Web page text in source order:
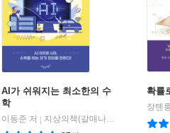
AI가 쉬워지는 최소한의 수
학
이동준 저 | 지상의책(갈매나무)
확률